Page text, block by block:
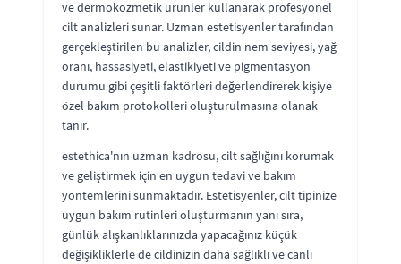
ve dermokozmetik ürünler kullanarak profesyonel
cilt analizleri sunar. Uzman estetisyenler tarafından
gerçekleştirilen bu analizler, cildin nem seviyesi, yağ
oranı, hassasiyeti, elastikiyeti ve pigmentasyon
durumu gibi çeşitli faktörleri değerlendirerek kişiye
özel bakım protokolleri oluşturulmasına olanak
tanır.
estethica'nın uzman kadrosu, cilt sağlığını korumak
ve geliştirmek için en uygun tedavi ve bakım
yöntemlerini sunmaktadır. Estetisyenler, cilt tipinize
uygun bakım rutinleri oluşturmanın yanı sıra,
günlük alışkanlıklarınızda yapacağınız küçük
değişikliklerle de cildinizin daha sağlıklı ve canlı